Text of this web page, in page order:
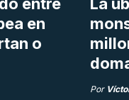
en
o
Por